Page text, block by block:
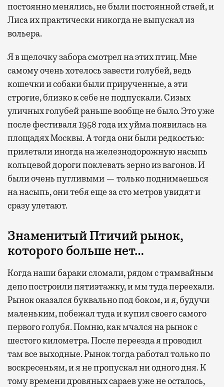
постоянно менялись, не были постоянной стаей, и
Лиса их практически никогда не выпускал из
вольера.
Я в щелочку забора смотрел на этих птиц. Мне
самому очень хотелось завести голубей, ведь
кошечки и собаки были прирученные, а эти
строгие, близко к себе не подпускали. Сизых
уличных голубей раньше вообще не было. Это уже
после фестиваля 1958 года их уйма появилась на
площадях Москвы. А тогда они были редкостью:
прилетали иногда на железнодорожную насыпь
кольцевой дороги поклевать зерно из вагонов. И
были очень пугливыми — только поднимаешься
на насыпь, они тебя еще за сто метров увидят и
сразу улетают.
Знаменитый Птичий рынок,
которого больше нет…
Когда наши бараки сломали, рядом с трамвайным
депо построили пятиэтажку, и мы туда переехали.
Рынок оказался буквально под боком, и я, будучи
маленьким, побежал туда и купил своего самого
первого голубя. Помню, как мчался на рынок с
шестого километра. После переезда я проводил
там все выходные. Рынок тогда работал только по
воскресеньям, и я не пропускал ни одного дня. К
тому времени дровяных сараев уже не осталось,